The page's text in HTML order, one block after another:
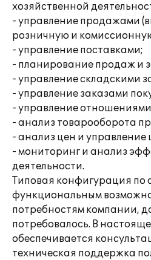
хозяйственной
- управление продажами
розничную и
- управление поставками;
- планирование продаж и
- управление складскими
- управление заказами
- управление
- анализ товарооборота
- анализ цен и управление
- мониторинг и анализ
деятельности.
Типовая конфигурация по
функциональным
потребностям компании,
потребовалось. В
обеспечивается
техническая поддержка